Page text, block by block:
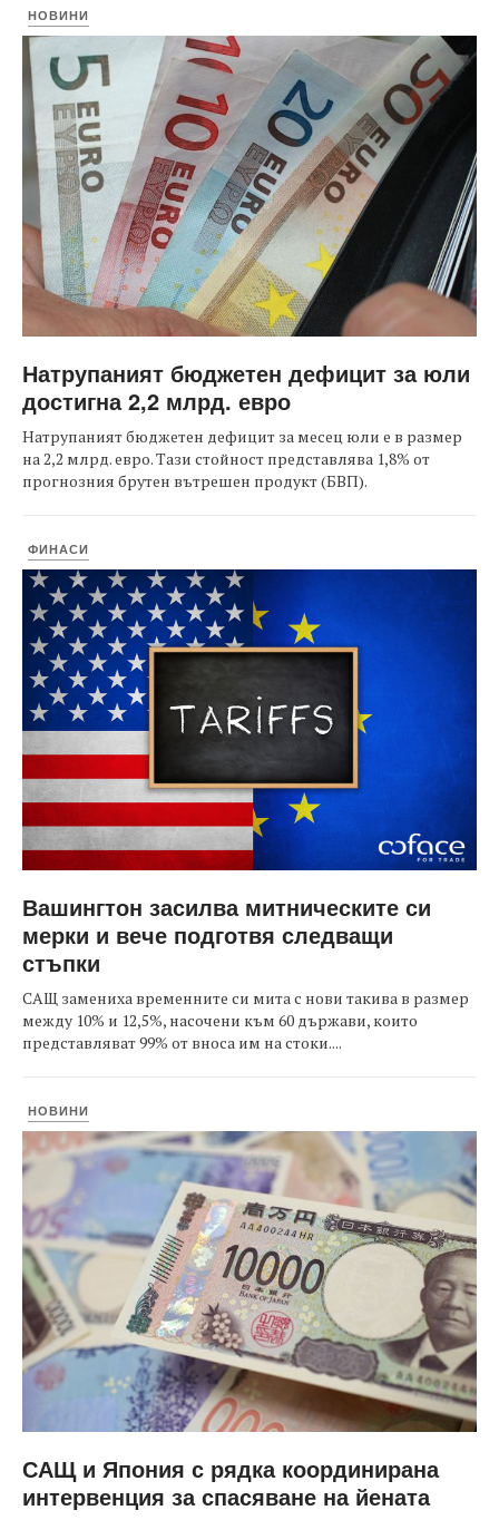
НОВИНИ
Натрупаният бюджетен дефицит за юли
достигна 2,2 млрд. евро
Натрупаният бюджетен дефицит за месец юли е в размер
на 2,2 млрд. евро. Тази стойност представлява 1,8% от
прогнозния брутен вътрешен продукт (БВП).
ФИНАСИ
Вашингтон засилва митническите си
мерки и вече подготвя следващи
стъпки
САЩ замениха временните си мита с нови такива в размер
между 10% и 12,5%, насочени към 60 държави, които
представляват 99% от вноса им на стоки....
НОВИНИ
САЩ и Япония с рядка координирана
интервенция за спасяване на йената